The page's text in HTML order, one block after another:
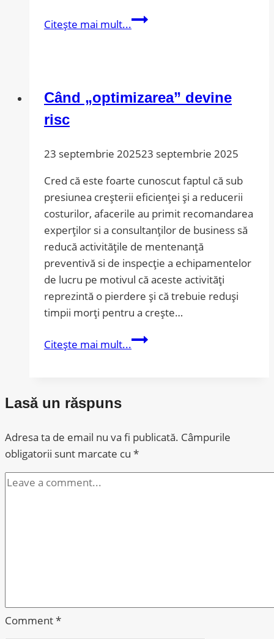
Citește mai mult...Strategie
utilizarea
utilajelor
Când „optimizarea” devine
risc
23 septembrie 202523 septembrie 2025
Cred că este foarte cunoscut faptul că sub
presiunea creșterii eficienței și a reducerii
costurilor, afacerile au primit recomandarea
experților si a consultanților de business să
reducă activitățile de mentenanță
preventivă si de inspecție a echipamentelor
de lucru pe motivul că aceste activități
reprezintă o pierdere și că trebuie reduși
timpii morți pentru a crește…
Citește mai mult...Când
Lasă un răspuns
Adresa ta de email nu va fi publicată. Câmpurile
obligatorii sunt marcate cu *
Comment*